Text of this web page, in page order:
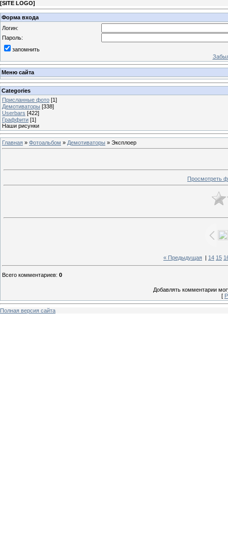
[SITE LOGO]
Форма входа
Логин:
Пароль:
запомнить
Меню сайта
Categories
Присланные фото [1]
Демотиваторы [338]
Userbars [422]
Граффити [1]
Наши рисунки
Главная » Фотоальбом » Демотиваторы » Эксплоер
Просмотреть
« Предыдущая 14 15
Всего комментариев: 0
Добавлять комментарии
[
Полная версия сайта